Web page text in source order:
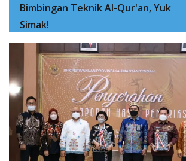
Bimbingan Teknik Al-Qur'an, Yuk
Simak!